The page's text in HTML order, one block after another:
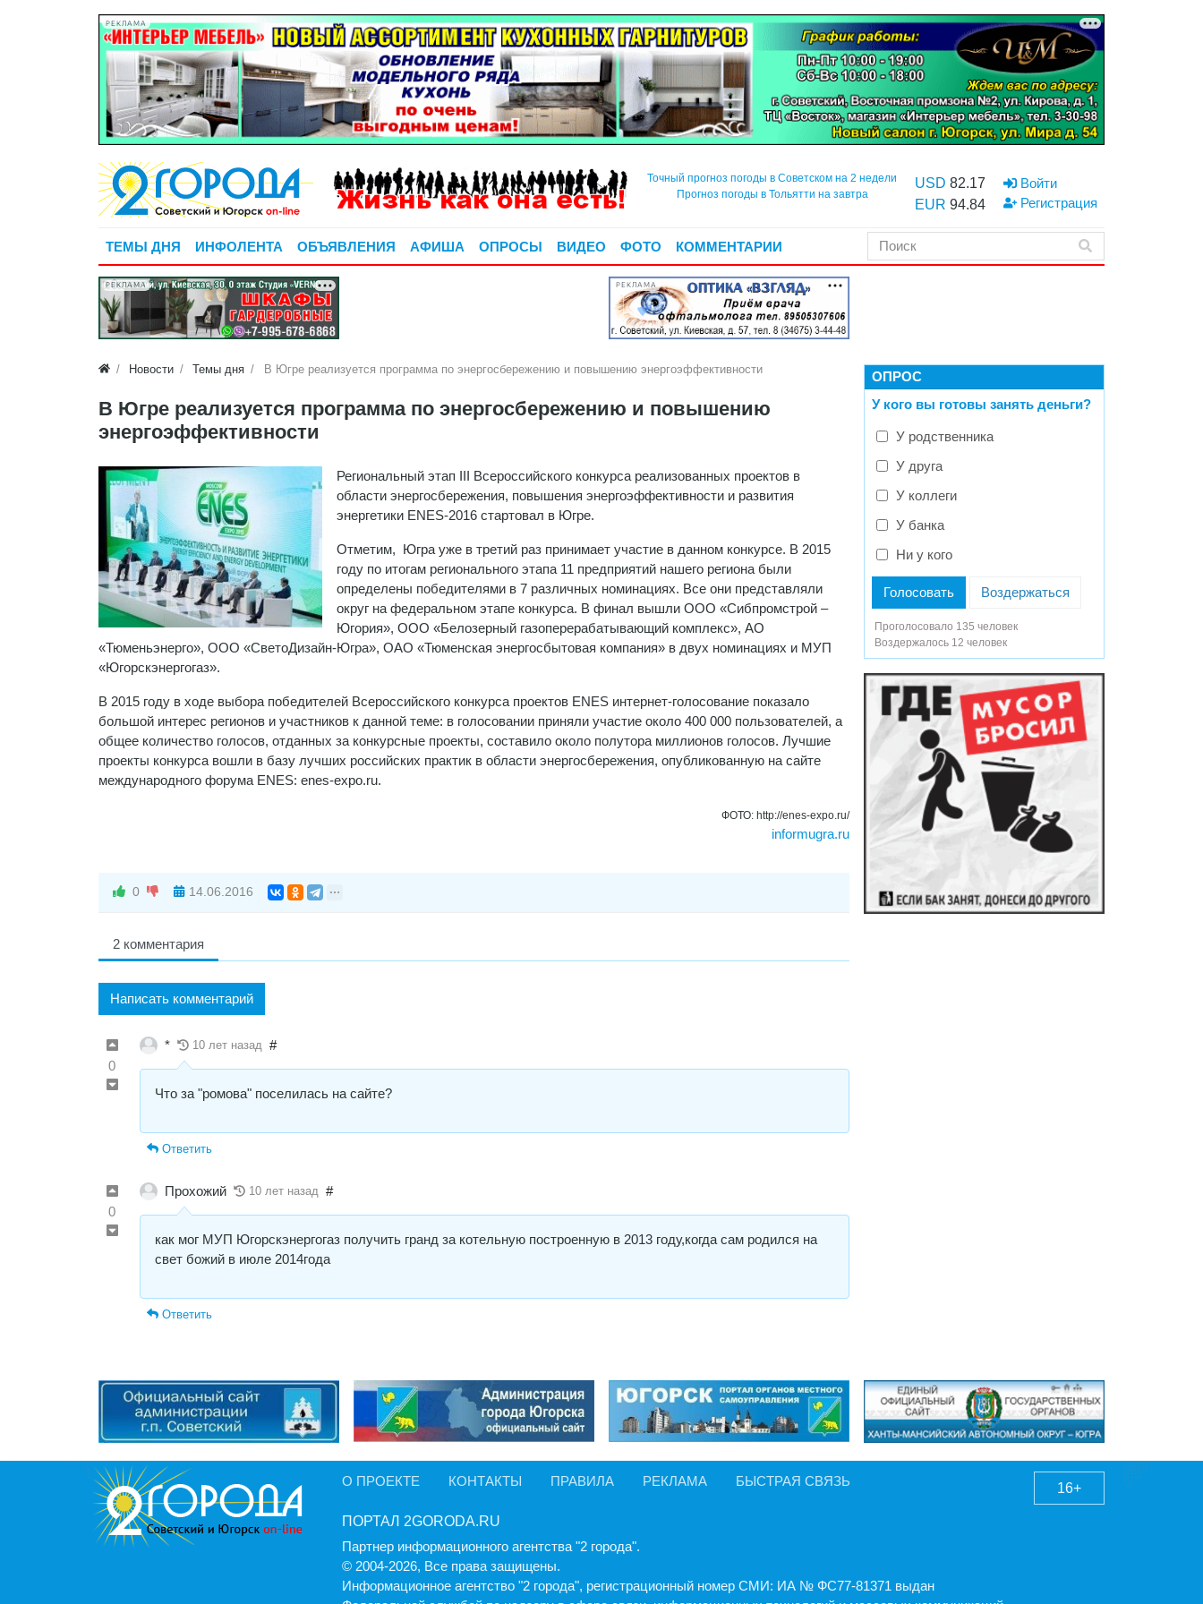
РЕКЛАМА
Точный прогноз погоды в Советском на 2 недели
Прогноз погоды в Тольятти на завтра
USD 82.17
EUR 94.84
Войти
Регистрация
ТЕМЫ ДНЯ ИНФОЛЕНТА ОБЪЯВЛЕНИЯ АФИША ОПРОСЫ ВИДЕО ФОТО КОММЕНТАРИИ
РЕКЛАМА РЕКЛАМА
Новости Темы дня В Югре реализуется программа по энергосбережению и повышению энергоэффективности
В Югре реализуется программа по энергосбережению и повышению
энергоэффективности
Региональный этап III Всероссийского конкурса реализованных проектов в
области энергосбережения, повышения энергоэффективности и развития
энергетики ENES-2016 стартовал в Югре.
Отметим, Югра уже в третий раз принимает участие в данном конкурсе. В 2015
году по итогам регионального этапа 11 предприятий нашего региона были
определены победителями в 7 различных номинациях. Все они представляли
округ на федеральном этапе конкурса. В финал вышли ООО «Сибпромстрой –
Югория», ООО «Белозерный газоперерабатывающий комплекс», АО
«Тюменьэнерго», ООО «СветоДизайн-Югра», ОАО «Тюменская энергосбытовая компания» в двух номинациях и МУП
«Югорскэнергогаз».
В 2015 году в ходе выбора победителей Всероссийского конкурса проектов ENES интернет-голосование показало
большой интерес регионов и участников к данной теме: в голосовании приняли участие около 400 000 пользователей, а
общее количество голосов, отданных за конкурсные проекты, составило около полутора миллионов голосов. Лучшие
проекты конкурса вошли в базу лучших российских практик в области энергосбережения, опубликованную на сайте
международного форума ENES: enes-expo.ru.
ФОТО: http://enes-expo.ru/
informugra.ru
0 14.06.2016
2 комментария
Написать комментарий
0
* 10 лет назад #
Что за "ромова" поселилась на сайте?
Ответить
0
Прохожий 10 лет назад #
как мог МУП Югорскэнергогаз получить гранд за котельную построенную в 2013 году,когда сам родился на
свет божий в июле 2014года
Ответить
ОПРОС
У кого вы готовы занять деньги?
У родственника
У друга
У коллеги
У банка
Ни у кого
Голосовать Воздержаться
Проголосовало 135 человек
Воздержалось 12 человек
О ПРОЕКТЕ КОНТАКТЫ ПРАВИЛА РЕКЛАМА БЫСТРАЯ СВЯЗЬ
ПОРТАЛ 2GORODA.RU
Партнер информационного агентства "2 города".
© 2004-2026, Все права защищены.
Информационное агентство "2 города", регистрационный номер СМИ: ИА № ФС77-81371 выдан
16+